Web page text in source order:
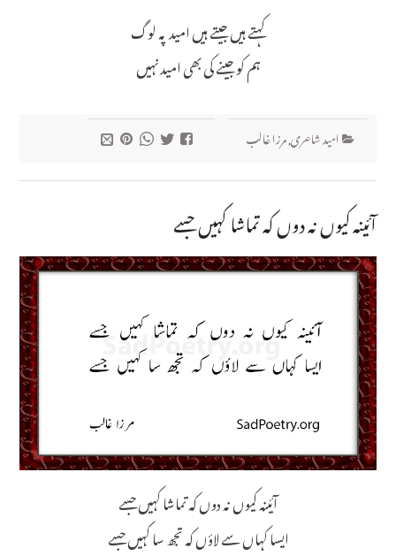
کہتے ہیں جیتے ہیں امید پہ لوگ
ہم کو جینے کی بھی امید نہیں
امید شاعری,مرزا غالب
آئینہ کیوں نہ دوں کہ تماشا کہیں جسے
آئینہ کیوں نہ دوں کہ تماشا کہیں جسے
ایسا کہاں سے لاؤں کہ تجھ سا کہیں جسے